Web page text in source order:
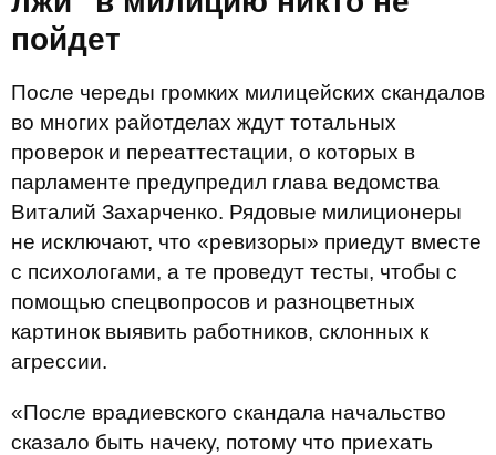
пойдет
После череды громких милицейских скандалов
во многих райотделах ждут тотальных
проверок и переаттестации, о которых в
парламенте предупредил глава ведомства
Виталий Захарченко. Рядовые милиционеры
не исключают, что «ревизоры» приедут вместе
с психологами, а те проведут тесты, чтобы с
помощью спецвопросов и разноцветных
картинок выявить работников, склонных к
агрессии.
«После врадиевского скандала начальство
сказало быть начеку, потому что приехать